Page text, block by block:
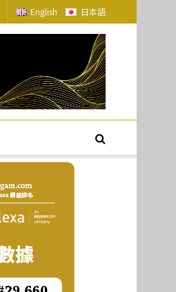
English 日本語